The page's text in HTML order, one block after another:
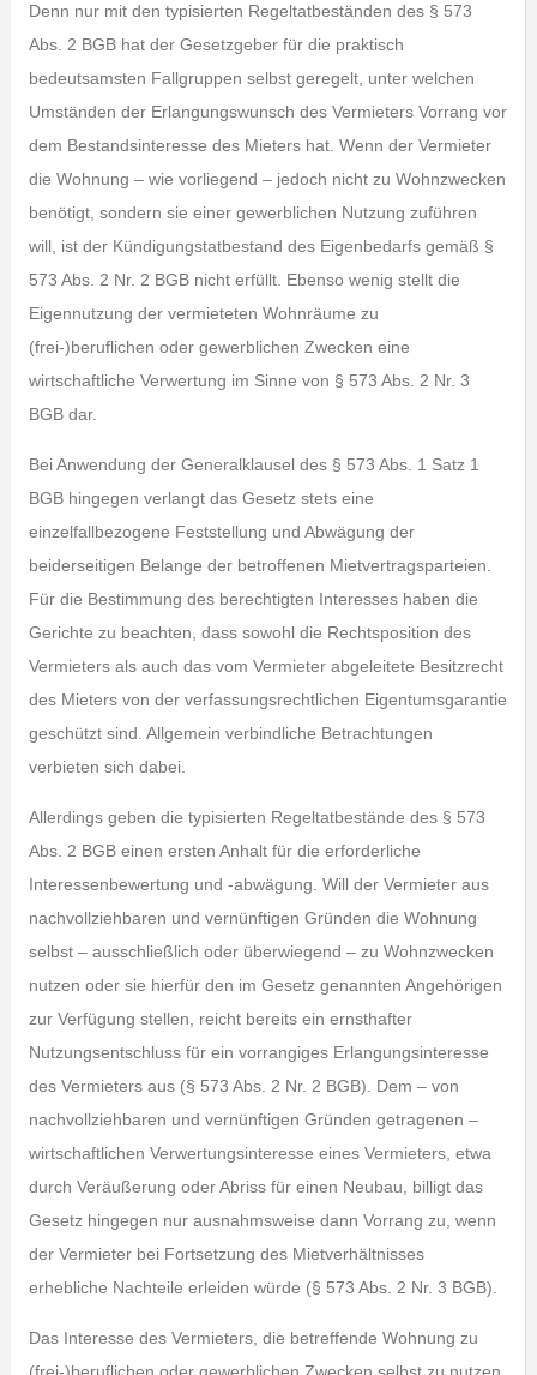
Denn nur mit den typisierten Regeltatbeständen des § 573
Abs. 2 BGB hat der Gesetzgeber für die praktisch
bedeutsamsten Fallgruppen selbst geregelt, unter welchen
Umständen der Erlangungswunsch des Vermieters Vorrang vor
dem Bestandsinteresse des Mieters hat. Wenn der Vermieter
die Wohnung – wie vorliegend – jedoch nicht zu Wohnzwecken
benötigt, sondern sie einer gewerblichen Nutzung zuführen
will, ist der Kündigungstatbestand des Eigenbedarfs gemäß §
573 Abs. 2 Nr. 2 BGB nicht erfüllt. Ebenso wenig stellt die
Eigennutzung der vermieteten Wohnräume zu
(frei-)beruflichen oder gewerblichen Zwecken eine
wirtschaftliche Verwertung im Sinne von § 573 Abs. 2 Nr. 3
BGB dar.
Bei Anwendung der Generalklausel des § 573 Abs. 1 Satz 1
BGB hingegen verlangt das Gesetz stets eine
einzelfallbezogene Feststellung und Abwägung der
beiderseitigen Belange der betroffenen Mietvertragsparteien.
Für die Bestimmung des berechtigten Interesses haben die
Gerichte zu beachten, dass sowohl die Rechtsposition des
Vermieters als auch das vom Vermieter abgeleitete Besitzrecht
des Mieters von der verfassungsrechtlichen Eigentumsgarantie
geschützt sind. Allgemein verbindliche Betrachtungen
verbieten sich dabei.
Allerdings geben die typisierten Regeltatbestände des § 573
Abs. 2 BGB einen ersten Anhalt für die erforderliche
Interessenbewertung und -abwägung. Will der Vermieter aus
nachvollziehbaren und vernünftigen Gründen die Wohnung
selbst – ausschließlich oder überwiegend – zu Wohnzwecken
nutzen oder sie hierfür den im Gesetz genannten Angehörigen
zur Verfügung stellen, reicht bereits ein ernsthafter
Nutzungsentschluss für ein vorrangiges Erlangungsinteresse
des Vermieters aus (§ 573 Abs. 2 Nr. 2 BGB). Dem – von
nachvollziehbaren und vernünftigen Gründen getragenen –
wirtschaftlichen Verwertungsinteresse eines Vermieters, etwa
durch Veräußerung oder Abriss für einen Neubau, billigt das
Gesetz hingegen nur ausnahmsweise dann Vorrang zu, wenn
der Vermieter bei Fortsetzung des Mietverhältnisses
erhebliche Nachteile erleiden würde (§ 573 Abs. 2 Nr. 3 BGB).
Das Interesse des Vermieters, die betreffende Wohnung zu